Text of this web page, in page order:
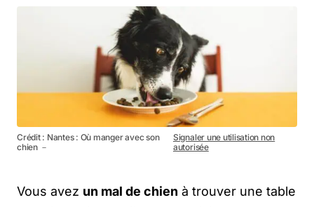
Crédit : Nantes : Où manger avec son
chien －
Signaler une utilisation non
autorisée
Vous avez un mal de chien à trouver une table